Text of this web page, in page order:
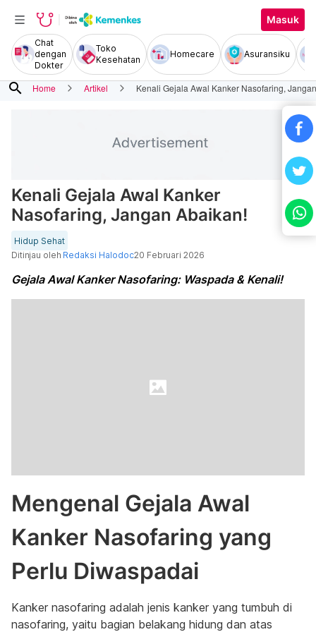
Masuk
Chat
dengan
Dokter
Toko
Kesehatan
Homecare Asuransiku
search Home Artikel Kenali Gejala Awal Kanker Nasofaring,
Kenali Gejala Awal Kanker
Nasofaring, Jangan Abaikan!
Hidup Sehat
Ditinjau oleh Redaksi Halodoc20 Februari 2026
Gejala Awal Kanker Nasofaring: Waspada & Kenali!
Mengenal Gejala Awal
Kanker Nasofaring yang
Perlu Diwaspadai
Kanker nasofaring adalah jenis kanker yang tumbuh di
nasofaring, yaitu bagian belakang hidung dan atas